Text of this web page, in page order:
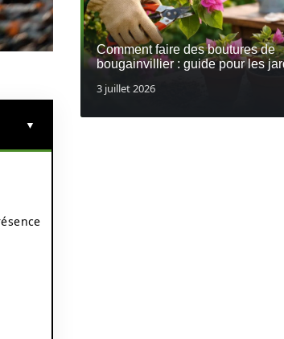
Comment faire des boutures de
bougainvillier : guide pour les
3 juillet 2026